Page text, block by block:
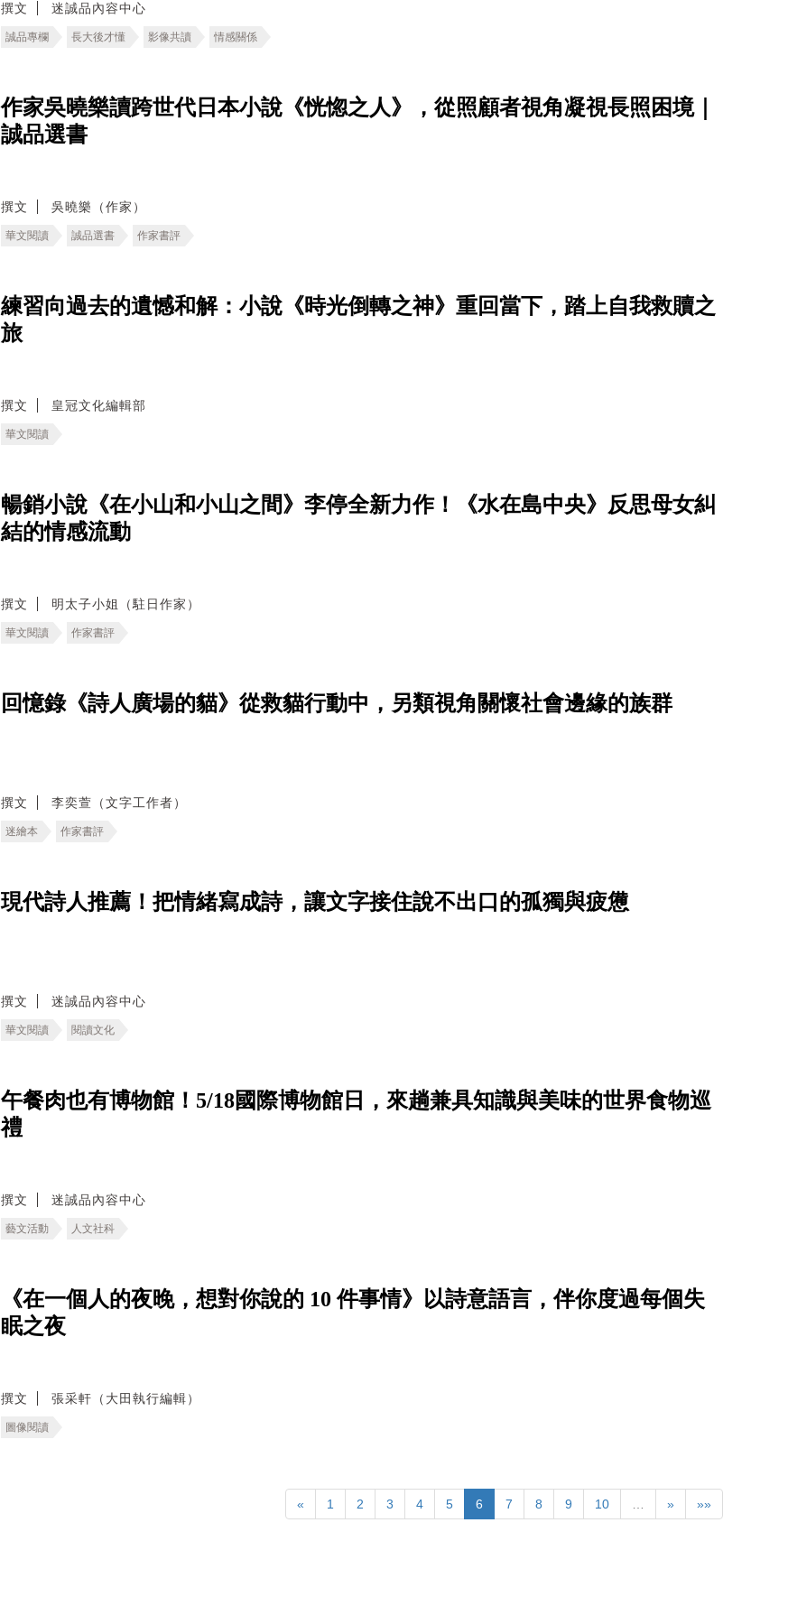
撰文 迷誠品內容中心
誠品專欄 長大後才懂 影像共讀 情感關係
作家吳曉樂讀跨世代日本小說《恍惚之人》，從照顧者視角凝視長照困境｜
誠品選書
撰文 吳曉樂（作家）
華文閱讀 誠品選書 作家書評
練習向過去的遺憾和解：小說《時光倒轉之神》重回當下，踏上自我救贖之
旅
撰文 皇冠文化編輯部
華文閱讀
暢銷小說《在小山和小山之間》李停全新力作！《水在島中央》反思母女糾
結的情感流動
撰文 明太子小姐（駐日作家）
華文閱讀 作家書評
回憶錄《詩人廣場的貓》從救貓行動中，另類視角關懷社會邊緣的族群
撰文 李奕萱（文字工作者）
迷繪本 作家書評
現代詩人推薦！把情緒寫成詩，讓文字接住說不出口的孤獨與疲憊
撰文 迷誠品內容中心
華文閱讀 閱讀文化
午餐肉也有博物館！5/18國際博物館日，來趟兼具知識與美味的世界食物巡
禮
撰文 迷誠品內容中心
藝文活動 人文社科
《在一個人的夜晚，想對你說的 10 件事情》以詩意語言，伴你度過每個失
眠之夜
撰文 張采軒（大田執行編輯）
圖像閱讀
« 1 2 3 4 5 6 7 8 9 10 … » »»